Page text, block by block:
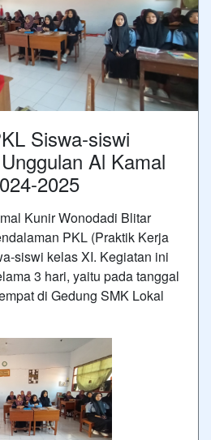
Siswa-siswi
Al Kamal
2025
Kunir Wonodadi Blitar
PKL (Praktik Kerja
siswi kelas XI. Kegiatan ini
3 hari, yaitu pada tanggal
di Gedung SMK Lokal